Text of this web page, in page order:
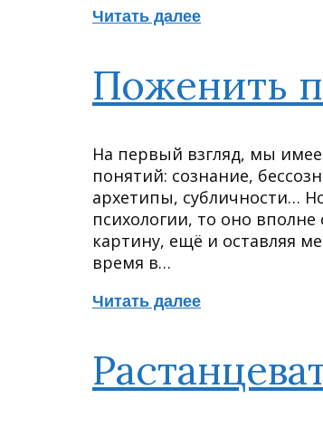
Читать далее
Поженить
На первый взгляд, мы
понятий: сознание,
архетипы, субличности…
психологии, то оно
картину, ещё и оставляя
время в…
Читать далее